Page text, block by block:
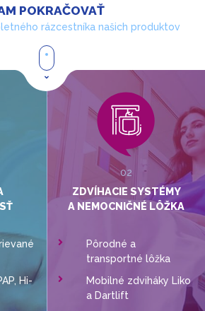
POKRAČOVAŤ
rázcestníka našich produktov
Hi-
02
ZDVÍHACIE SYSTÉMY
A NEMOCNIČNÉ LÔŽKA
Pôrodné a
transportné lôžka
Mobilné zdviháky Liko
a Dartlift